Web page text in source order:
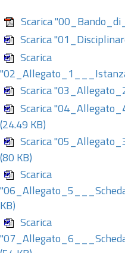
Scarica
Scarica
Scarica
Scarica
Scarica
(24.49 KB)
Scarica
(80 KB)
Scarica
KB)
Scarica